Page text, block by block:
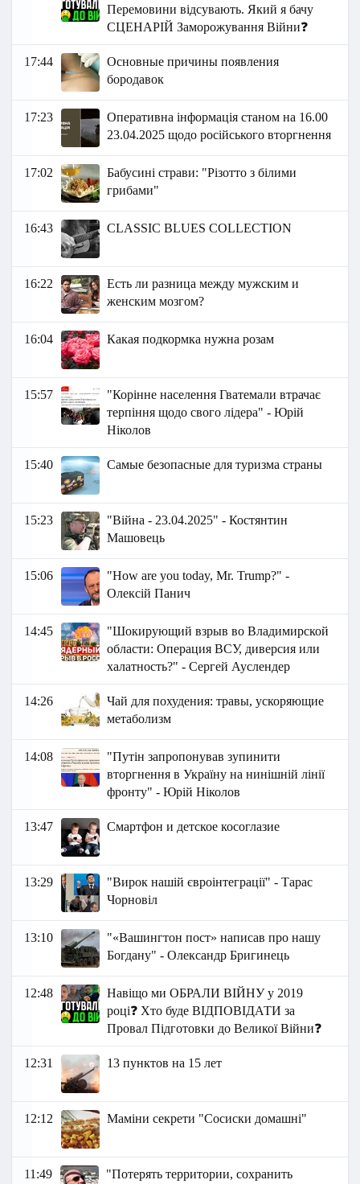
Перемовини відсувають. Який я бачу
СЦЕНАРІЙ Заморожування Війни❓
17:44
Основные причины появления
бородавок
17:23
Оперативна інформація станом на 16.00
23.04.2025 щодо російського вторгнення
17:02
Бабусині страви: "Різотто з білими
грибами"
16:43 CLASSIC BLUES COLLECTION
16:22
Есть ли разница между мужским и
женским мозгом?
16:04 Какая подкормка нужна розам
15:57
"Корінне населення Гватемали втрачає
терпіння щодо свого лідера" - Юрій
Ніколов
15:40 Самые безопасные для туризма страны
15:23
"Війна - 23.04.2025" - Костянтин
Машовець
15:06
"How are you today, Mr. Trump?" -
Олексій Панич
14:45
"Шокирующий взрыв во Владимирской
области: Операция ВСУ, диверсия или
халатность?" - Сергей Ауслендер
14:26
Чай для похудения: травы, ускоряющие
метаболизм
14:08
"Путін запропонував зупинити
вторгнення в Україну на нинішній лінії
фронту" - Юрій Ніколов
13:47 Cмартфон и детское косоглазие
13:29
"Вирок нашій євроінтеграції" - Тарас
Чорновіл
13:10
"«Вашингтон пост» написав про нашу
Богдану" - Олександр Бригинець
12:48
Навіщо ми ОБРАЛИ ВІЙНУ у 2019
році❓ Хто буде ВІДПОВІДАТИ за
Провал Підготовки до Великої Війни❓
12:31 13 пунктов на 15 лет
12:12 Маміни секрети "Сосиски домашні"
11:49 "Потерять территории, сохранить